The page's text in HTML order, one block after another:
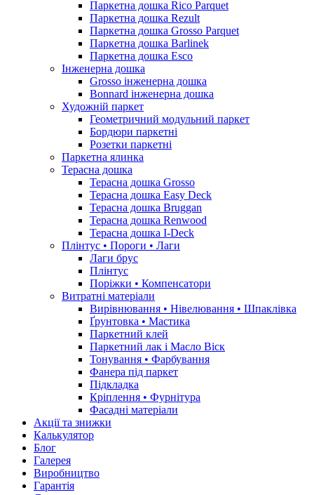
Паркетна дошка Rico Parquet
Паркетна дошка Rezult
Паркетна дошка Grosso Parquet
Паркетна дошка Barlinek
Паркетна дошка Esco
Інженерна дошка
Grosso інженерна дошка
Bonnard інженерна дошка
Художній паркет
Геометричний модульний паркет
Бордюри паркетні
Розетки паркетні
Паркетна ялинка
Терасна дошка
Терасна дошка Grosso
Терасна дошка Easy Deck
Терасна дошка Bruggan
Терасна дошка Renwood
Терасна дошка I-Deck
Плінтус • Пороги • Лаги
Лаги брус
Плінтус
Поріжки • Компенсатори
Витратні матеріали
Вирівнювання • Нівелювання • Шпаклівка
Ґрунтовкa • Мастика
Паркетний клей
Паркетний лак і Масло Віск
Тонування • Фарбування
Фанера під паркет
Підкладка
Кріплення • Фурнітура
Фасадні матеріали
Акції та знижки
Калькулятор
Блог
Галерея
Виробництво
Гарантія